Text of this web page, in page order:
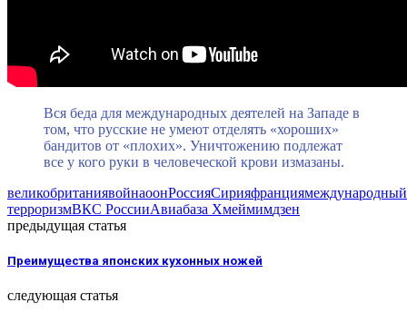
Вся беда для международных деятелей на Западе в
том, что русские не умеют отделять «хороших»
бандитов от «плохих». Уничтожению подлежат
все у кого руки в человеческой крови измазаны.
великобританиявойнаоонРоссияСирияфранциямеждународный
терроризмВКС РоссииАвиабаза Хмеймимдзен
предыдущая статья
Преимущества японских кухонных ножей
следующая статья